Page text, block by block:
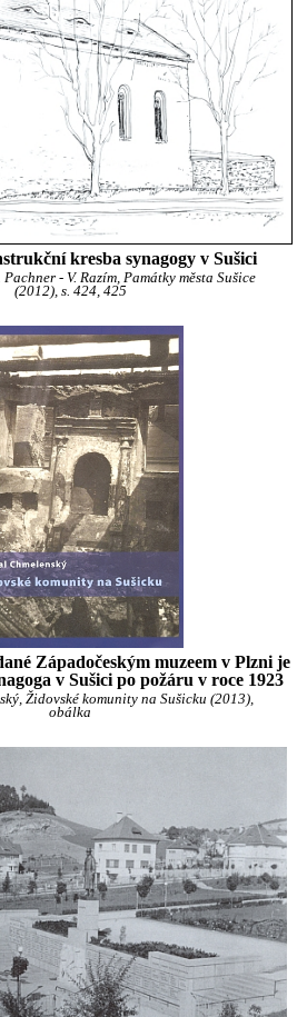
kresba synagogy v Sušici
- V. Razím, Památky města Sušice
(2012), s. 424, 425
Západočeským muzeem v Plzni je
v Sušici po požáru v roce 1923
Židovské komunity na Sušicku (2013),
obálka